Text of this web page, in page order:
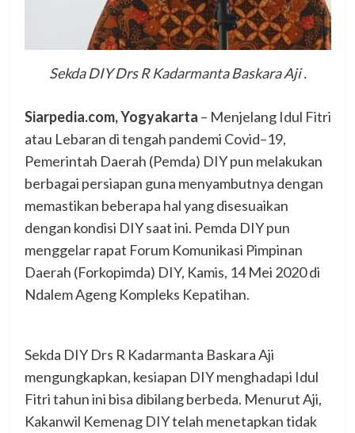
Sekda DIY Drs R Kadarmanta Baskara Aji .
Siarpedia.com, Yogyakarta – Menjelang Idul Fitri
atau Lebaran di tengah pandemi Covid–19,
Pemerintah Daerah (Pemda) DIY pun melakukan
berbagai persiapan guna menyambutnya dengan
memastikan beberapa hal yang disesuaikan
dengan kondisi DIY saat ini. Pemda DIY pun
menggelar rapat Forum Komunikasi Pimpinan
Daerah (Forkopimda) DIY, Kamis, 14 Mei 2020 di
Ndalem Ageng Kompleks Kepatihan.
Sekda DIY Drs R Kadarmanta Baskara Aji
mengungkapkan, kesiapan DIY menghadapi Idul
Fitri tahun ini bisa dibilang berbeda. Menurut Aji,
Kakanwil Kemenag DIY telah menetapkan tidak